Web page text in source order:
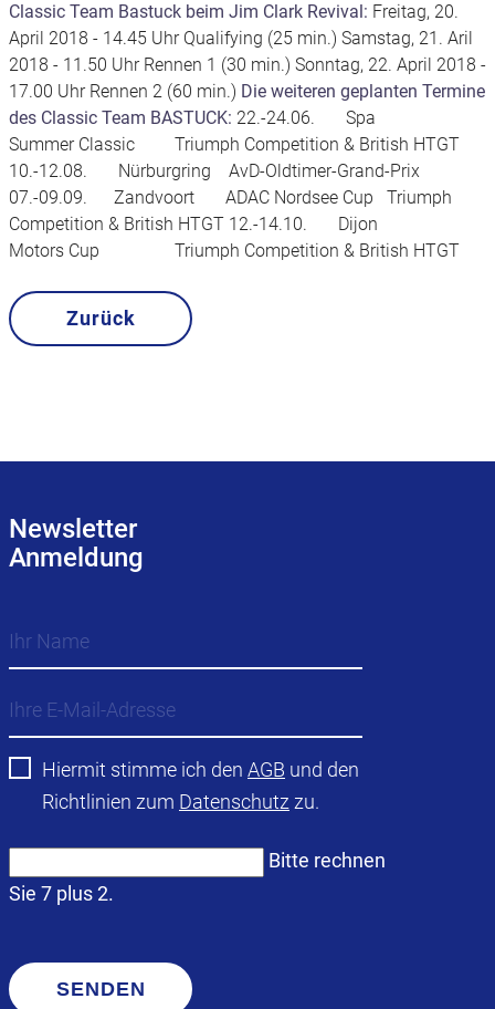
Classic Team Bastuck beim Jim Clark Revival: Freitag, 20.
April 2018 - 14.45 Uhr Qualifying (25 min.) Samstag, 21. Aril
2018 - 11.50 Uhr Rennen 1 (30 min.) Sonntag, 22. April 2018 -
17.00 Uhr Rennen 2 (60 min.) Die weiteren geplanten Termine
des Classic Team BASTUCK: 22.-24.06. Spa
Summer Classic Triumph Competition & British HTGT
10.-12.08. Nürburgring AvD-Oldtimer-Grand-Prix
07.-09.09. Zandvoort ADAC Nordsee Cup Triumph
Competition & British HTGT 12.-14.10. Dijon
Motors Cup Triumph Competition & British HTGT
Zurück
Newsletter
Anmeldung
Hiermit stimme ich den AGB und den
Richtlinien zum Datenschutz zu.
Bitte rechnen
Sie 7 plus 2.
SENDEN